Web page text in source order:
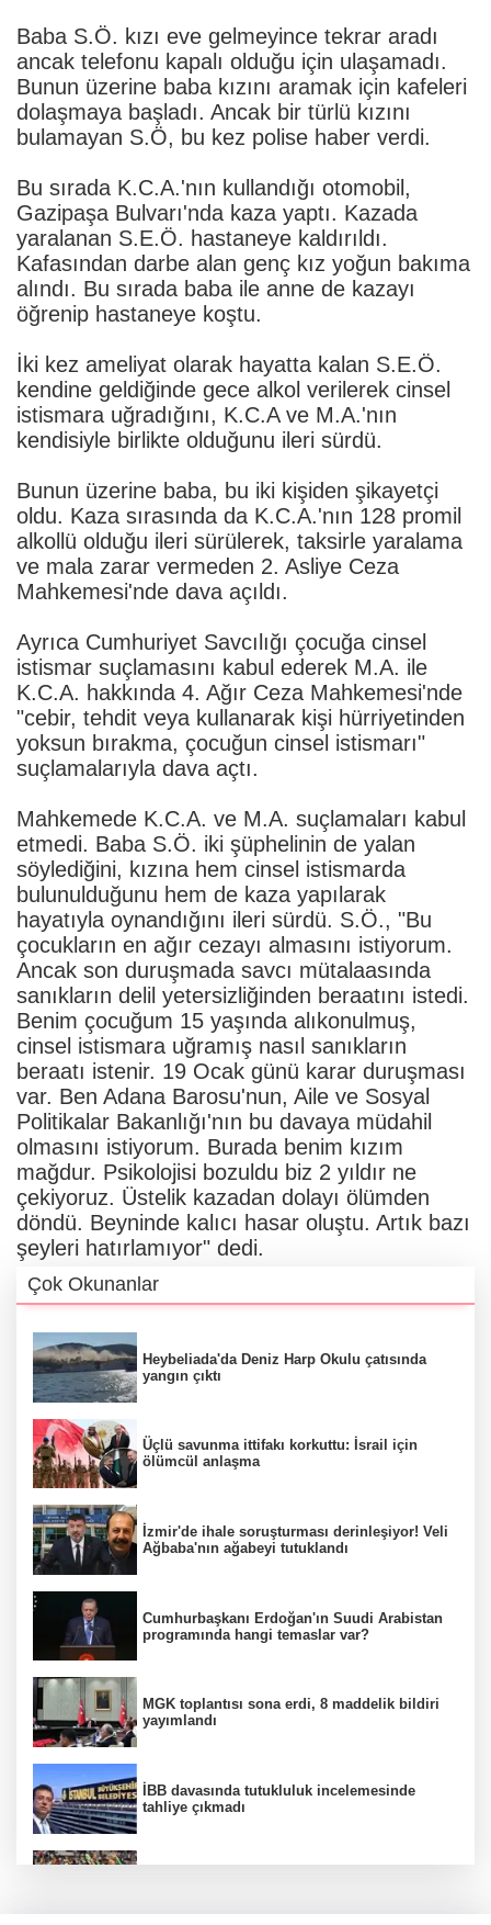
Baba S.Ö. kızı eve gelmeyince tekrar aradı
ancak telefonu kapalı olduğu için ulaşamadı.
Bunun üzerine baba kızını aramak için kafeleri
dolaşmaya başladı. Ancak bir türlü kızını
bulamayan S.Ö, bu kez polise haber verdi.
Bu sırada K.C.A.'nın kullandığı otomobil,
Gazipaşa Bulvarı'nda kaza yaptı. Kazada
yaralanan S.E.Ö. hastaneye kaldırıldı.
Kafasından darbe alan genç kız yoğun bakıma
alındı. Bu sırada baba ile anne de kazayı
öğrenip hastaneye koştu.
İki kez ameliyat olarak hayatta kalan S.E.Ö.
kendine geldiğinde gece alkol verilerek cinsel
istismara uğradığını, K.C.A ve M.A.'nın
kendisiyle birlikte olduğunu ileri sürdü.
Bunun üzerine baba, bu iki kişiden şikayetçi
oldu. Kaza sırasında da K.C.A.'nın 128 promil
alkollü olduğu ileri sürülerek, taksirle yaralama
ve mala zarar vermeden 2. Asliye Ceza
Mahkemesi'nde dava açıldı.
Ayrıca Cumhuriyet Savcılığı çocuğa cinsel
istismar suçlamasını kabul ederek M.A. ile
K.C.A. hakkında 4. Ağır Ceza Mahkemesi'nde
"cebir, tehdit veya kullanarak kişi hürriyetinden
yoksun bırakma, çocuğun cinsel istismarı"
suçlamalarıyla dava açtı.
Mahkemede K.C.A. ve M.A. suçlamaları kabul
etmedi. Baba S.Ö. iki şüphelinin de yalan
söylediğini, kızına hem cinsel istismarda
bulunulduğunu hem de kaza yapılarak
hayatıyla oynandığını ileri sürdü. S.Ö., "Bu
çocukların en ağır cezayı almasını istiyorum.
Ancak son duruşmada savcı mütalaasında
sanıkların delil yetersizliğinden beraatını istedi.
Benim çocuğum 15 yaşında alıkonulmuş,
cinsel istismara uğramış nasıl sanıkların
beraatı istenir. 19 Ocak günü karar duruşması
var. Ben Adana Barosu'nun, Aile ve Sosyal
Politikalar Bakanlığı'nın bu davaya müdahil
olmasını istiyorum. Burada benim kızım
mağdur. Psikolojisi bozuldu biz 2 yıldır ne
çekiyoruz. Üstelik kazadan dolayı ölümden
döndü. Beyninde kalıcı hasar oluştu. Artık bazı
şeyleri hatırlamıyor" dedi.
Çok Okunanlar
Heybeliada'da Deniz Harp Okulu çatısında
yangın çıktı
Üçlü savunma ittifakı korkuttu: İsrail için
ölümcül anlaşma
İzmir'de ihale soruşturması derinleşiyor! Veli
Ağbaba'nın ağabeyi tutuklandı
Cumhurbaşkanı Erdoğan'ın Suudi Arabistan
programında hangi temaslar var?
MGK toplantısı sona erdi, 8 maddelik bildiri
yayımlandı
İBB davasında tutukluluk incelemesinde
tahliye çıkmadı